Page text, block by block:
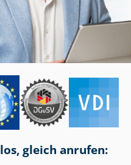
gleich anrufen: